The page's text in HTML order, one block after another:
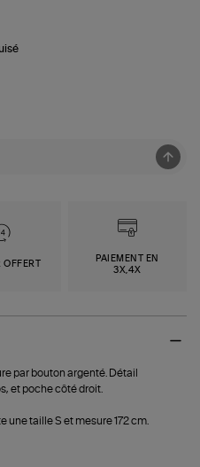
OFFERT
PAIEMENT EN
3X,4X
par bouton argenté. Détail
et poche côté droit.
une taille S et mesure 172 cm.